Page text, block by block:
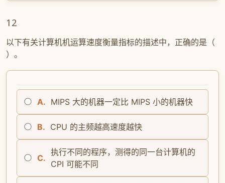
12
以下有关计算机机运算速度衡量指标的描述中，正确的是（
）。
A. MIPS 大的机器一定比 MIPS 小的机器快
B. CPU 的主频越高速度越快
C.
执行不同的程序，测得的同一台计算机的
CPI 可能不同